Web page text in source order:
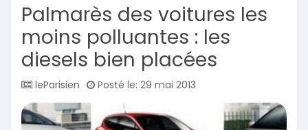
Palmarès des voitures les
moins polluantes : les
diesels bien placées
leParisien Posté le: 29 mai 2013